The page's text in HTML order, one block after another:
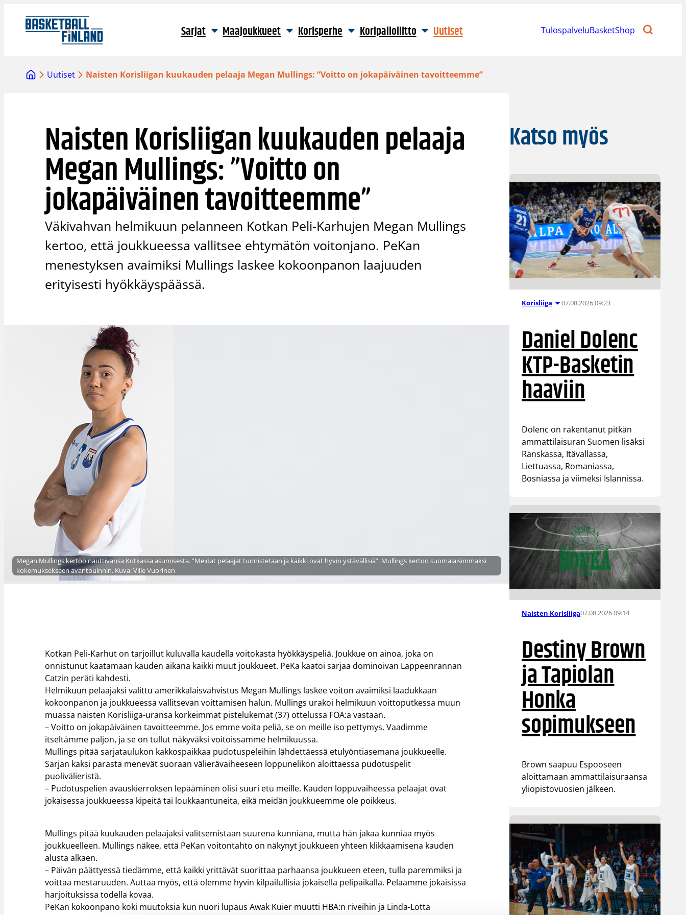
sisältöön
Sarjat Maajoukkueet Korisperhe Koripalloliitto Uutiset TulospalveluBasketShop
Uutiset Naisten Korisliigan kuukauden pelaaja Megan Mullings: ”Voitto on jokapäiväinen tavoitteemme”
Naisten Korisliigan kuukauden pelaaja
Megan Mullings: ”Voitto on
jokapäiväinen tavoitteemme”
Väkivahvan helmikuun pelanneen Kotkan Peli-Karhujen Megan Mullings
kertoo, että joukkueessa vallitsee ehtymätön voitonjano. PeKan
menestyksen avaimiksi Mullings laskee kokoonpanon laajuuden
erityisesti hyökkäyspäässä.
Megan Mullings kertoo nauttivansa Kotkassa asumisesta. ”Meidät pelaajat tunnistetaan ja kaikki ovat hyvin ystävällisiä”. Mullings kertoo suomalaisimmaksi
kokemuksekseen avantouinnin. Kuva: Ville Vuorinen
Kotkan Peli-Karhut on tarjoillut kuluvalla kaudella voitokasta hyökkäyspeliä. Joukkue on ainoa, joka on
onnistunut kaatamaan kauden aikana kaikki muut joukkueet. PeKa kaatoi sarjaa dominoivan Lappeenrannan
Catzin peräti kahdesti.
Helmikuun pelaajaksi valittu amerikkalaisvahvistus Megan Mullings laskee voiton avaimiksi laadukkaan
kokoonpanon ja joukkueessa vallitsevan voittamisen halun. Mullings urakoi helmikuun voittoputkessa muun
muassa naisten Korisliiga-uransa korkeimmat pistelukemat (37) ottelussa FOA:a vastaan.
– Voitto on jokapäiväinen tavoitteemme. Jos emme voita peliä, se on meille iso pettymys. Vaadimme
itseltämme paljon, ja se on tullut näkyväksi voitoissamme helmikuussa.
Mullings pitää sarjataulukon kakkospaikkaa pudotuspeleihin lähdettäessä etulyöntiasemana joukkueelle.
Sarjan kaksi parasta menevät suoraan välierävaiheeseen loppunelikon aloittaessa pudotuspelit
puolivälieristä.
– Pudotuspelien avauskierroksen lepääminen olisi suuri etu meille. Kauden loppuvaiheessa pelaajat ovat
jokaisessa joukkueessa kipeitä tai loukkaantuneita, eikä meidän joukkueemme ole poikkeus.
Mullings pitää kuukauden pelaajaksi valitsemistaan suurena kunniana, mutta hän jakaa kunniaa myös
joukkueelleen. Mullings näkee, että PeKan voitontahto on näkynyt joukkueen yhteen klikkaamisena kauden
alusta alkaen.
– Päivän päättyessä tiedämme, että kaikki yrittävät suorittaa parhaansa joukkueen eteen, tulla paremmiksi ja
voittaa mestaruuden. Auttaa myös, että olemme hyvin kilpailullisia jokaisella pelipaikalla. Pelaamme jokaisissa
harjoituksissa todella kovaa.
PeKan kokoonpano koki muutoksia kun nuori lupaus Awak Kuier muutti HBA:n riveihin ja Linda-Lotta
Katso myös
Korisliiga 07.08.2026 09:23
Daniel Dolenc
KTP-Basketin
haaviin
Dolenc on rakentanut pitkän
ammattilaisuran Suomen lisäksi
Ranskassa, Itävallassa,
Liettuassa, Romaniassa,
Bosniassa ja viimeksi Islannissa.
Naisten Korisliiga07.08.2026 09:14
Destiny Brown
ja Tapiolan
Honka
sopimukseen
Brown saapuu Espooseen
aloittamaan ammattilaisuraansa
yliopistovuosien jälkeen.